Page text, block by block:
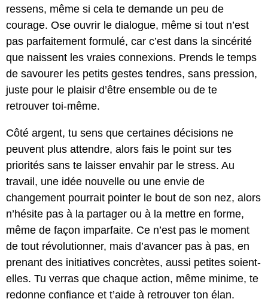
ressens, même si cela te demande un peu de
courage. Ose ouvrir le dialogue, même si tout n’est
pas parfaitement formulé, car c’est dans la sincérité
que naissent les vraies connexions. Prends le temps
de savourer les petits gestes tendres, sans pression,
juste pour le plaisir d’être ensemble ou de te
retrouver toi-même.
Côté argent, tu sens que certaines décisions ne
peuvent plus attendre, alors fais le point sur tes
priorités sans te laisser envahir par le stress. Au
travail, une idée nouvelle ou une envie de
changement pourrait pointer le bout de son nez, alors
n’hésite pas à la partager ou à la mettre en forme,
même de façon imparfaite. Ce n’est pas le moment
de tout révolutionner, mais d’avancer pas à pas, en
prenant des initiatives concrètes, aussi petites soient-
elles. Tu verras que chaque action, même minime, te
redonne confiance et t’aide à retrouver ton élan.